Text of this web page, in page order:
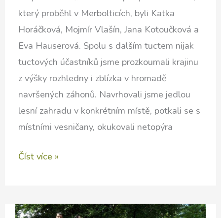
který proběhl v Merbolticích, byli Katka
Horáčková, Mojmír Vlašín, Jana Kotoučková a
Eva Hauserová. Spolu s dalším tuctem nijak
tuctových účastníků jsme prozkoumali krajinu
z výšky rozhledny i zblízka v hromadě
navršených záhonů. Navrhovali jsme jedlou
lesní zahradu v konkrétním místě, potkali se s
místními vesničany, okukovali netopýra
Letní
2016
Číst více »